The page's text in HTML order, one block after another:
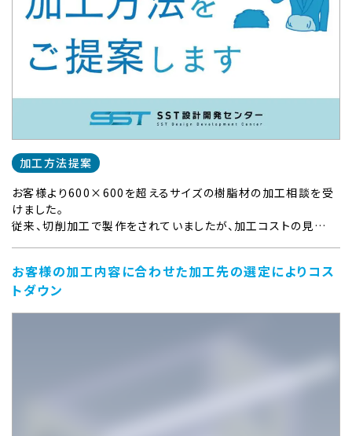
加工方法提案
お客様より600×600を超えるサイズの樹脂材の加工相談を受
けました。
従来、切削加工で製作をされていましたが、加工コストの見…
お客様の加工内容に合わせた加工先の選定によりコス
トダウン